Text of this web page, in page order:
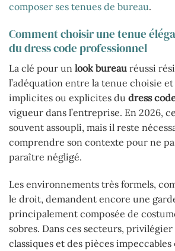
composer ses tenues de bureau.
Comment choisir une tenue
du dress code professionnel
La clé pour un look bureau réussi
l’adéquation entre la tenue choisie et
implicites ou explicites du dress
vigueur dans l’entreprise. En 2026,
souvent assoupli, mais il reste
comprendre son contexte pour ne
paraître négligé.
Les environnements très formels,
le droit, demandent encore une
principalement composée de
sobres. Dans ces secteurs, privilégier
classiques et des pièces